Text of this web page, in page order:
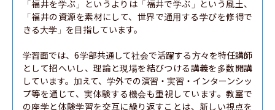
「福井を学ぶ」というよりは「福井で学ぶ」という風土、
「福井の資源を素材にして、世界で通用する学びを修得で
きる大学」を目指しています。
学習面では、6学部共通して社会で活躍する方々を特任講師
として招へいし、理論と現場を結びつける講義を多数開講
しています。加えて、学外での演習・実習・インターンシッ
プ等を通じて、実体験する機会も重視しています。教室で
の座学と体験学習を交互に繰り返すことは、新しい視点を